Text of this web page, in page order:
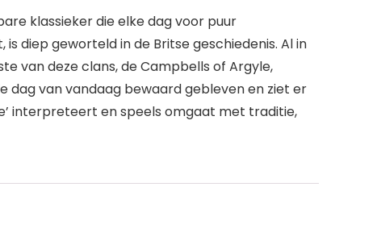
klassieker die elke dag voor puur
diep geworteld in de Britse geschiedenis. Al in
van deze clans, de Campbells of Argyle,
dag van vandaag bewaard gebleven en ziet er
interpreteert en speels omgaat met traditie,